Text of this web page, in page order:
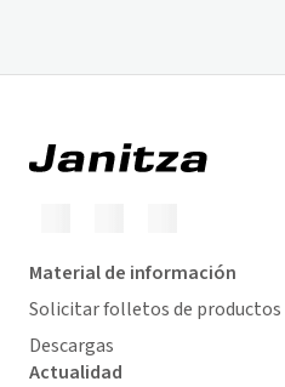
Material de información
Solicitar folletos de productos
Descargas
Actualidad